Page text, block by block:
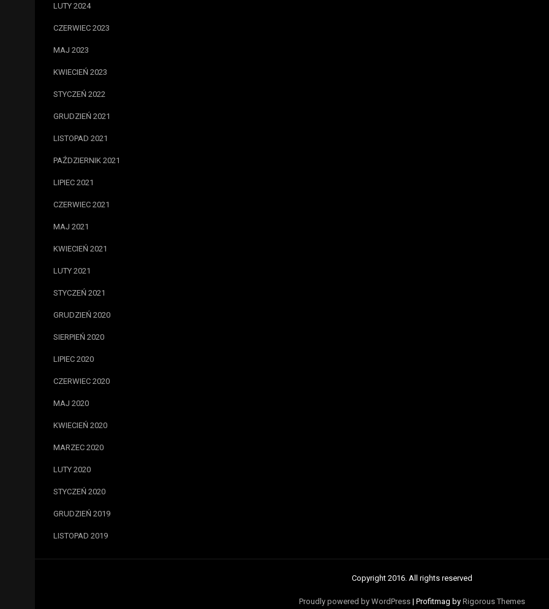
LUTY 2024
CZERWIEC 2023
MAJ 2023
KWIECIEŃ 2023
STYCZEŃ 2022
GRUDZIEŃ 2021
LISTOPAD 2021
PAŹDZIERNIK 2021
LIPIEC 2021
CZERWIEC 2021
MAJ 2021
KWIECIEŃ 2021
LUTY 2021
STYCZEŃ 2021
GRUDZIEŃ 2020
SIERPIEŃ 2020
LIPIEC 2020
CZERWIEC 2020
MAJ 2020
KWIECIEŃ 2020
MARZEC 2020
LUTY 2020
STYCZEŃ 2020
GRUDZIEŃ 2019
LISTOPAD 2019
Copyright 2016. All rights reserved
Proudly powered by WordPress | Profitmag by Rigorous Themes